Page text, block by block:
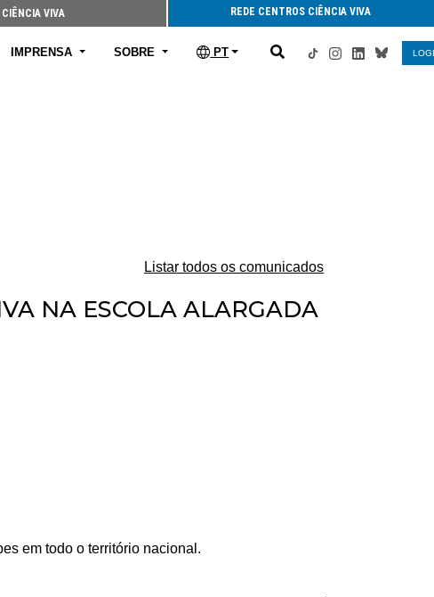
CIÊNCIA VIVA REDE CENTROS CIÊNCIA VIVA
IMPRENSA SOBRE PT
Listar todos os comunicados
NA ESCOLA ALARGADA
em todo o território nacional.